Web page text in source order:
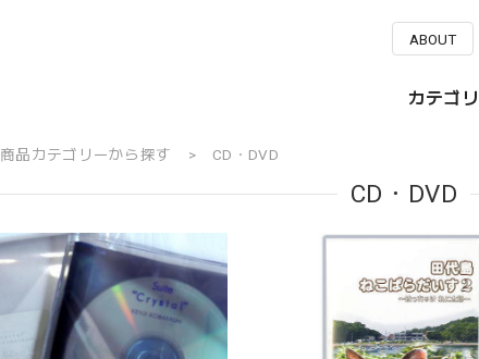
ABOUT
カテゴ
商品カテゴリーから探す CD・DVD
CD・DVD